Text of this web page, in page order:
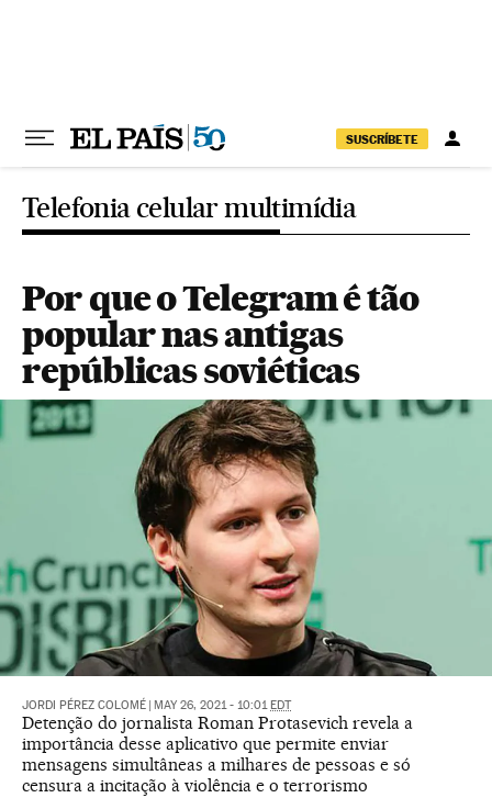
SUSCRÍBETE
Telefonia celular multimídia
Por que o Telegram é tão
popular nas antigas
repúblicas soviéticas
JORDI PÉREZ COLOMÉ MAY 26, 2021 - 10:01 EDT
Detenção do jornalista Roman Protasevich revela a
importância desse aplicativo que permite enviar
mensagens simultâneas a milhares de pessoas e só
censura a incitação à violência e o terrorismo